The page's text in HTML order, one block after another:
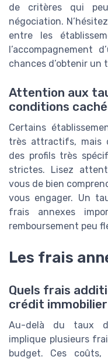
de critères qui
négociation.
entre les
l’accompagnement
chances d’obtenir un
Attention aux
conditions
Certains
très attractifs, mais
des profils très
strictes. Lisez
vous de bien
vous engager. Un
frais annexes
remboursement peu
Les frais
Quels frais
crédit
Au-delà du taux
implique plusieurs
budget. Ces coûts,